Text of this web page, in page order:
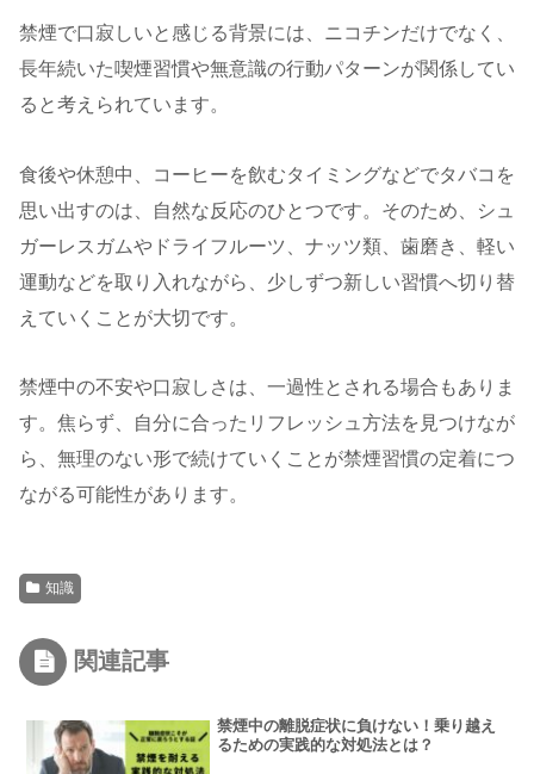
禁煙で口寂しいと感じる背景には、ニコチンだけでなく、
長年続いた喫煙習慣や無意識の行動パターンが関係してい
ると考えられています。
食後や休憩中、コーヒーを飲むタイミングなどでタバコを
思い出すのは、自然な反応のひとつです。そのため、シュ
ガーレスガムやドライフルーツ、ナッツ類、歯磨き、軽い
運動などを取り入れながら、少しずつ新しい習慣へ切り替
えていくことが大切です。
禁煙中の不安や口寂しさは、一過性とされる場合もありま
す。焦らず、自分に合ったリフレッシュ方法を見つけなが
ら、無理のない形で続けていくことが禁煙習慣の定着につ
ながる可能性があります。
知識
関連記事
禁煙中の離脱症状に負けない！乗り越え
るための実践的な対処法とは？